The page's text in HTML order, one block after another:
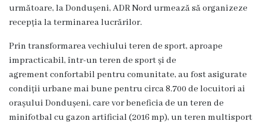
Viceprimarii
Dispozițiile
primarului
Rapoartele
primarului
următoare, la Dondușeni, ADR Nord urmează să organizeze
recepția la terminarea lucrărilor.
Prin transformarea vechiului teren de sport, aproape
impracticabil, într-un teren de sport și de
agrement confortabil pentru comunitate, au fost asigurate
condiții urbane mai bune pentru circa 8.700 de locuitori ai
orașului Dondușeni, care vor beneficia de un teren de
minifotbal cu gazon artificial (2016 mp), un teren multisport